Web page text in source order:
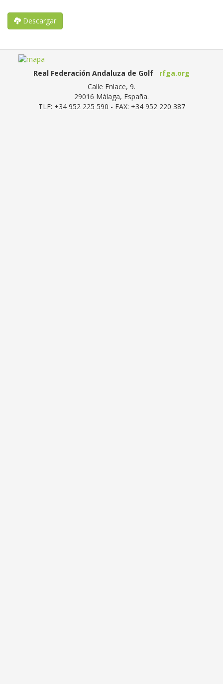
Descargar
Real Federación Andaluza de Golf
rfga.org
Calle Enlace, 9.
29016 Málaga, España.
TLF: +34 952 225 590 - FAX: +34 952 220 387